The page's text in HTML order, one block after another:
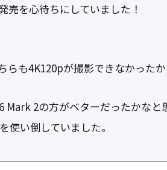
を心待ちにしていました！
らも4K120pが撮影できなかったか
Mark 2の方がベターだったかな
使い倒していました。